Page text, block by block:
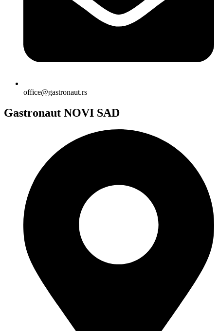
office@gastronaut.rs
Gastronaut NOVI SAD